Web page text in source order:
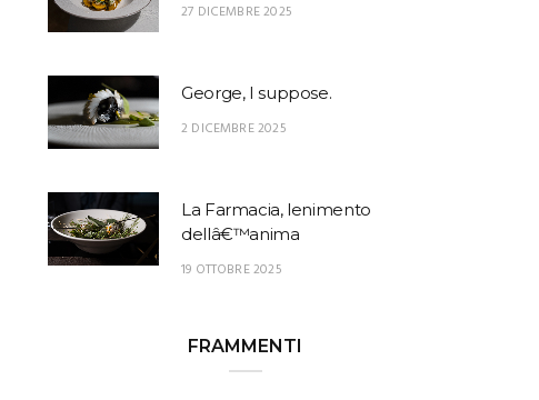
27 DICEMBRE 2025
George, I suppose.
2 DICEMBRE 2025
La Farmacia, lenimento
dellâ€™anima
19 OTTOBRE 2025
FRAMMENTI